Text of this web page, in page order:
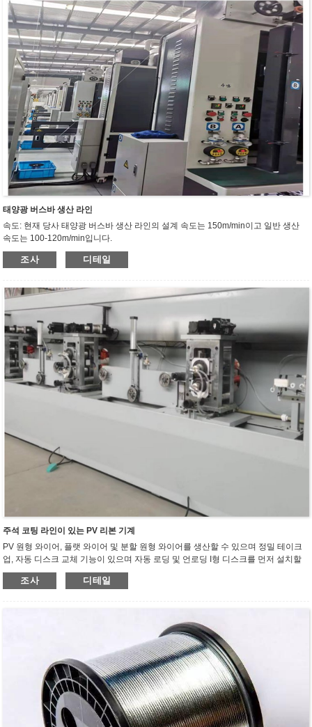
태양광 버스바 생산 라인
속도: 현재 당사 태양광 버스바 생산 라인의 설계 속도는 150m/min이고 일반 생산
속도는 100-120m/min입니다.
용량: 현재 당사 태양광 버스바 생산 라인의 일일 생산량은 350-450kg입니다. 분당
80m 속도의 고속 일체형 용접 리본 기계와 비교.
트립의 두께 정확도도 크게 향상되었습니다. 두께 공차는 ±0.005mm, 폭 공차는
±0.015mm로 제어할 수 있습니다.
주석 도금: 주석 도금 기계의 에어 나이프는 유럽과 미국에서 수입한 주물로 만들어
졌으며 공기 배출구는 공기 흐름의 특성에 따라 가이드 홈으로 만들어졌습니다. 공
기량은 컴퓨터 (질량 유량계)로 제어되어 출력을 조정하고 데이터 피드백이 표시되
며 터치 스크린이 설정되고 주석 도금층이 균일합니다.
조사 디테일
주석 코팅 라인이 있는 PV 리본 기계
PV 원형 와이어, 플랫 와이어 및 분할 원형 와이어를 생산할 수 있으며 정밀 테이크
업, 자동 디스크 교체 기능이 있으며 자동 로딩 및 언로딩 I형 디스크를 먼저 설치할
수 있습니다.
1. 페이오프 장치: 페이오프 프레임은 고정밀 스러스트 구조 베어링을 사용하여 정밀
2. 어닐링 장치: 상부 및 하부 어닐링 롤은 적색 구리로 만들어지며 독립적으로 구동
되며 PLC는 모터에 속도 신호를 보내고 스윙로드는 모터의 속도 차이를 조정합니
다. 전위차계 신호에 의한 기존 모터 제어와 비교하여 스윙 로드는 더 가볍게 흔들리
고 작은 와이어 직경에 적합합니다. 용접 스트립은 어닐링 공정 중에 어닐링 후 구리
선이 스윙 로드에 의해 조정되어 어닐링된 구리선을 들어 올리지 않도록 보장합니
다. 용접 스트립의 품질 일관성을 더 잘 보장합니다.
조사 디테일